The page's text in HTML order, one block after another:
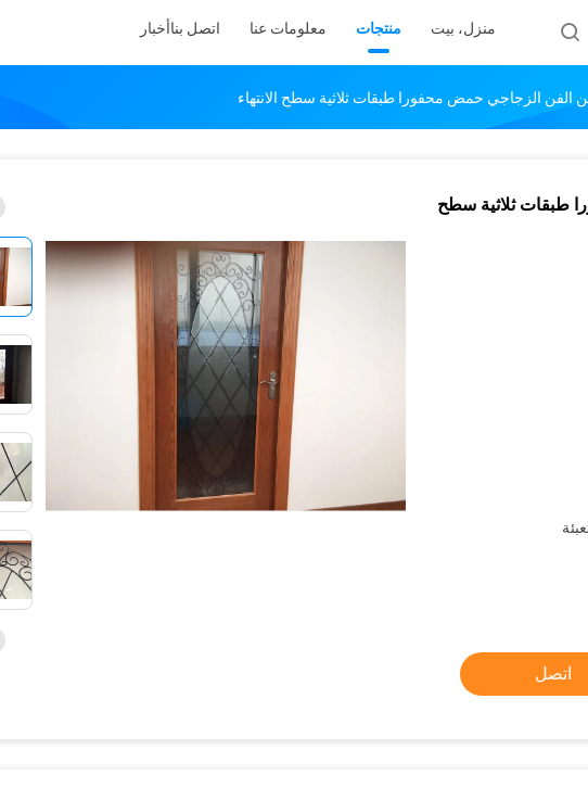
منزل، بيت منتجات معلومات عنا اتصل بناأخبار
الفن الزجاجي حمض محفورا طبقات ثلاثية سطح الانتهاء
طبقات ثلاثية سطح
اتصل